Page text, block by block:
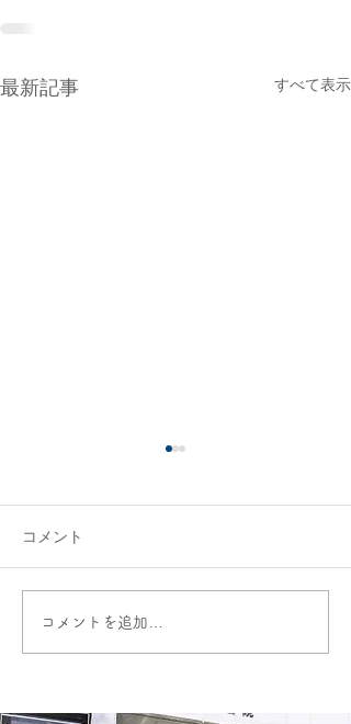
最新記事 すべて表示
令和８年 ☆夏季休診の
おしらせ☆
コメント
コメントを追加…